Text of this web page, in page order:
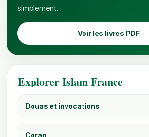
simplement.
Voir les livres PDF
Explorer Islam France
Douas et invocations
Coran